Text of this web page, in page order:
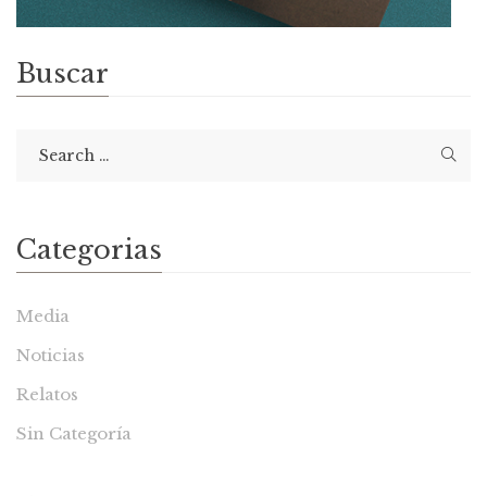
Buscar
Categorias
Media
Noticias
Relatos
Sin Categoría